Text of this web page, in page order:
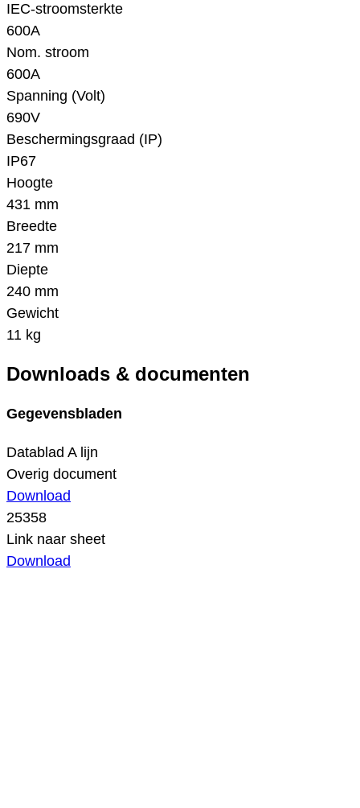
IEC-stroomsterkte
600A
Nom. stroom
600A
Spanning (Volt)
690V
Beschermingsgraad (IP)
IP67
Hoogte
431 mm
Breedte
217 mm
Diepte
240 mm
Gewicht
11 kg
Downloads & documenten
Gegevensbladen
Datablad A lijn
Overig document
Download
25358
Link naar sheet
Download